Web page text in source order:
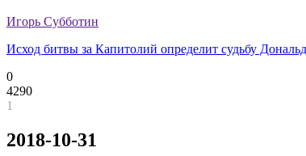
Игорь Субботин
Исход битвы за Капитолий определит судьбу
0
4290
1
2018-10-31